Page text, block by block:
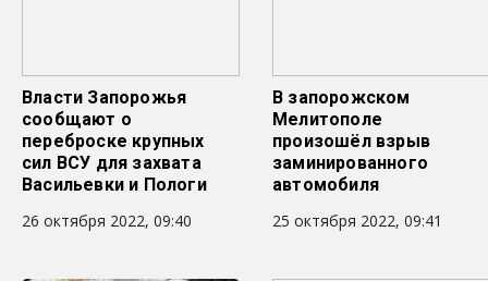
Власти Запорожья
сообщают о
переброске крупных
сил ВСУ для захвата
Васильевки и Пологи
26 октября 2022, 09:40
В запорожском
Мелитополе
произошёл взрыв
заминированного
автомобиля
25 октября 2022, 09:41